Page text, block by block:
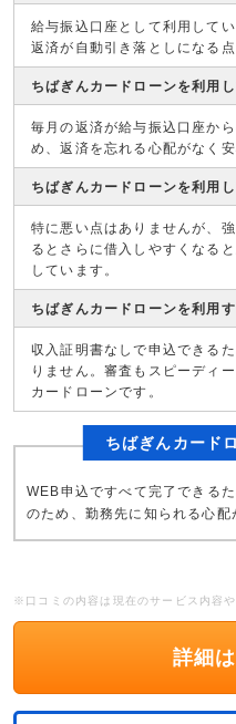
給与振込口座として利用して
返済が自動引き落としになる
ちばぎんカードローンを利用
毎月の返済が給与振込口座か
め、返済を忘れる心配がなく
ちばぎんカードローンを利用
特に悪い点はありませんが、
るとさらに借入しやすくなる
しています。
ちばぎんカードローンを利用
収入証明書なしで申込できる
りません。審査もスピーディ
カードローンです。
ちばぎんカード
WEB申込ですべて完了できる
のため、勤務先に知られる心配
※口コミの内容は現在のサービス内容
詳細